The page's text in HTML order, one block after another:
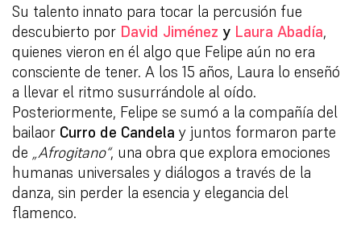
Su talento innato para tocar la percusión fue
descubierto por David Jiménez y Laura Abadía,
quienes vieron en él algo que Felipe aún no era
consciente de tener. A los 15 años, Laura lo enseñó
a llevar el ritmo susurrándole al oído.
Posteriormente, Felipe se sumó a la compañía del
bailaor Curro de Candela y juntos formaron parte
de „Afrogitano“, una obra que explora emociones
humanas universales y diálogos a través de la
danza, sin perder la esencia y elegancia del
flamenco.